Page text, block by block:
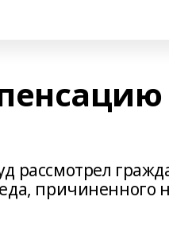
рассмотрел
причиненного